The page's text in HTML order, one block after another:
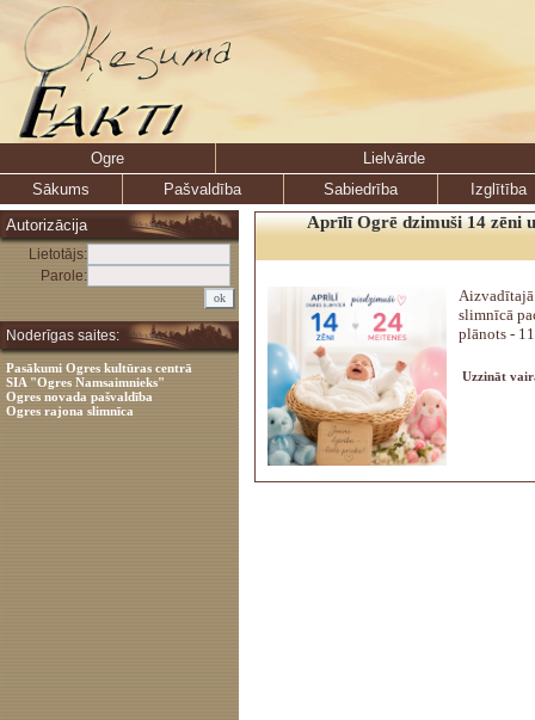
Ogre
Lielvārde
Sākums
Pašvaldība Sabiedrība
Izglītība
Autorizācija
Lietotājs:
Parole:
Noderīgas saites:
Pasākumi Ogres kultūras centrā
SIA "Ogres Namsaimnieks"
Ogres novada pašvaldība
Ogres rajona slimnīca
Aprīlī Ogrē dzimuši 14 zēni
Aizvadītajā
slimnīcā
plānots -
Uzzināt